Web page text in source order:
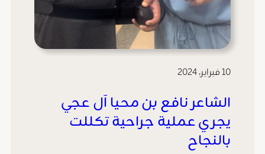
10 فبراير، 2024
الشاعر نافع بن محيا آل عجي
يجري عملية جراحية تكللت
بالنجاح